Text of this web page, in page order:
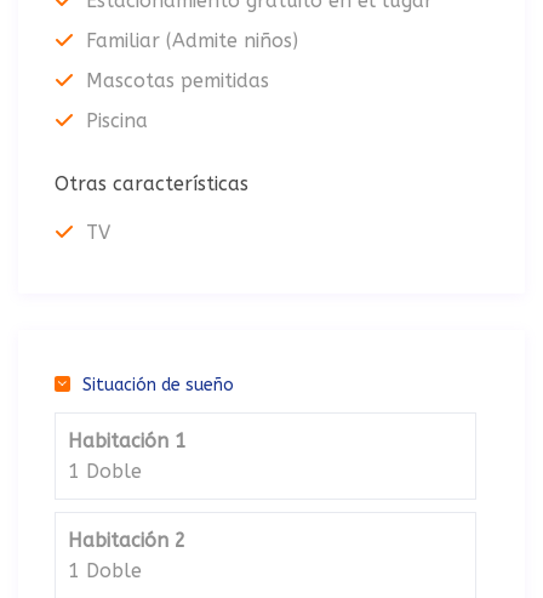
Familiar (Admite niños)
Mascotas pemitidas
Piscina
Otras características
TV
Situación de sueño
Habitación 1
1 Doble
Habitación 2
1 Doble